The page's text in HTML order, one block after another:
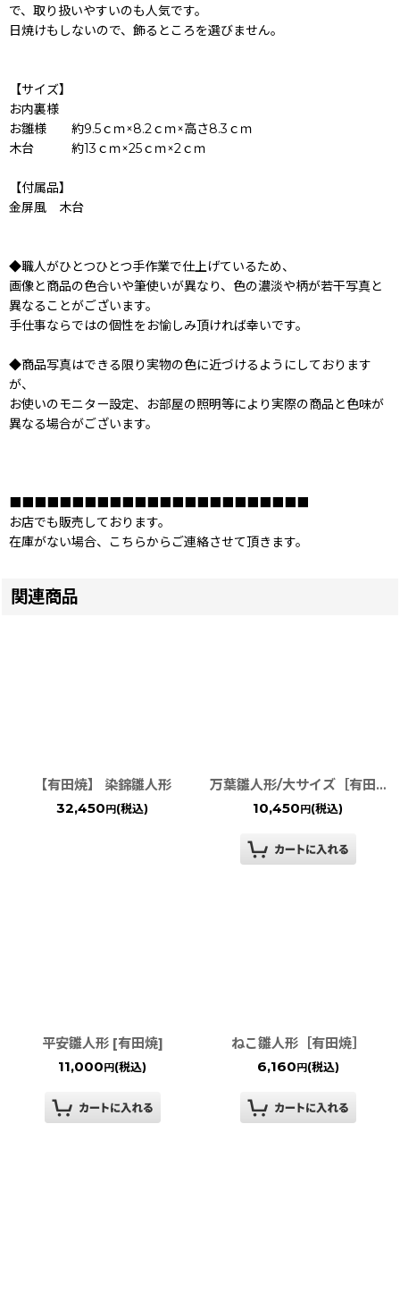
で、取り扱いやすいのも人気です。
日焼けもしないので、飾るところを選びません。
【サイズ】
お内裏様
お雛様 約9.5ｃｍ×8.2ｃｍ×高さ8.3ｃｍ
木台 約13ｃｍ×25ｃｍ×2ｃｍ
【付属品】
金屏風 木台
◆職人がひとつひとつ手作業で仕上げているため、
画像と商品の色合いや筆使いが異なり、色の濃淡や柄が若干写真と
異なることがございます。
手仕事ならではの個性をお愉しみ頂ければ幸いです。
◆商品写真はできる限り実物の色に近づけるようにしております
が、
お使いのモニター設定、お部屋の照明等により実際の商品と色味が
異なる場合がございます。
■■■■■■■■■■■■■■■■■■■■■■■■
お店でも販売しております。
在庫がない場合、こちらからご連絡させて頂きます。
関連商品
【有田焼】 染錦雛人形
32,450円(税込)
万葉雛人形/大サイズ［有田焼］
10,450円(税込)
平安雛人形 [有田焼]
11,000円(税込)
ねこ雛人形［有田焼］
6,160円(税込)